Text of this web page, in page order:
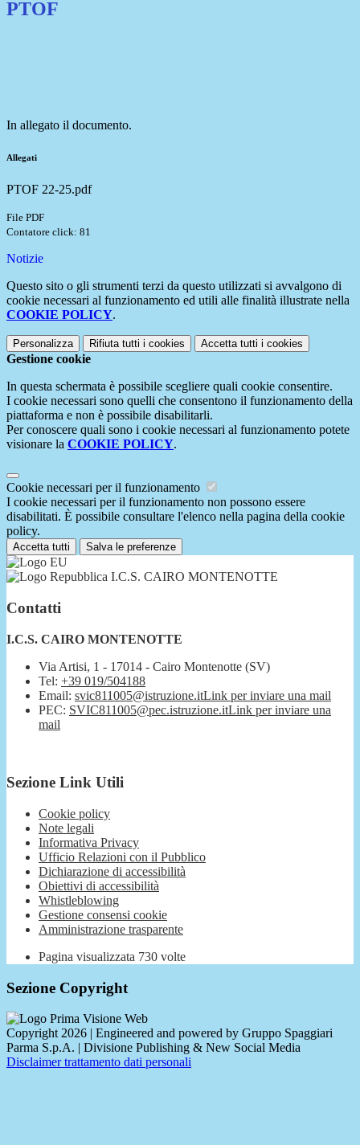
PTOF
In allegato il documento.
Allegati
PTOF 22-25.pdf
File PDF
Contatore click: 81
Notizie
Questo sito o gli strumenti terzi da questo utilizzati si avvalgono di
cookie necessari al funzionamento ed utili alle finalità illustrate nella
COOKIE POLICY.
Personalizza Rifiuta tutti i cookies Accetta tutti i cookies
Gestione cookie
In questa schermata è possibile scegliere quali cookie consentire.
I cookie necessari sono quelli che consentono il funzionamento della
piattaforma e non è possibile disabilitarli.
Per conoscere quali sono i cookie necessari al funzionamento potete
visionare la COOKIE POLICY.
Cookie necessari per il funzionamento
I cookie necessari per il funzionamento non possono essere
disabilitati. È possibile consultare l'elenco nella pagina della cookie
policy.
Accetta tutti Salva le preferenze
I.C.S. CAIRO MONTENOTTE
Contatti
I.C.S. CAIRO MONTENOTTE
Via Artisi, 1 - 17014 - Cairo Montenotte (SV)
Tel: +39 019/504188
Email: svic811005@istruzione.itLink per inviare una mail
PEC: SVIC811005@pec.istruzione.itLink per inviare una
mail
Sezione Link Utili
Cookie policy
Note legali
Informativa Privacy
Ufficio Relazioni con il Pubblico
Dichiarazione di accessibilità
Obiettivi di accessibilità
Whistleblowing
Gestione consensi cookie
Amministrazione trasparente
Pagina visualizzata 730 volte
Sezione Copyright
Copyright 2026 | Engineered and powered by Gruppo Spaggiari
Parma S.p.A. | Divisione Publishing & New Social Media
Disclaimer trattamento dati personali